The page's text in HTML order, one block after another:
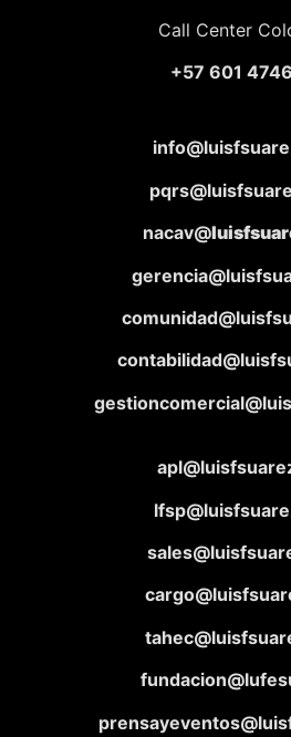
Call Center
+57 601
nacav@